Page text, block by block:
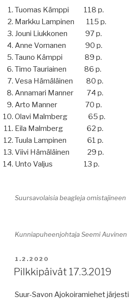
Tuomas Kämppi 118 p.
Markku Lampinen 115 p.
Jouni Liukkonen 97 p.
Anne Vornanen 90 p.
Tauno Kämppi 89 p.
Timo Tauriainen 86 p.
Vesa Hämäläinen 80 p.
Annamari Manner 74 p.
Arto Manner 70 p.
Olavi Malmberg 65 p.
Eila Malmberg 62 p.
Tuula Lampinen 61 p.
Viivi Hämäläinen 29 p.
Unto Valjus 13 p.
Suursavolaisia beagleja omistajineen
Kunniapuheenjohtaja Seemi Auvinen
JULKAISTU
1.2.2020
Pilkkipäivät 17.3.2019
Suur-Savon Ajokoiramiehet